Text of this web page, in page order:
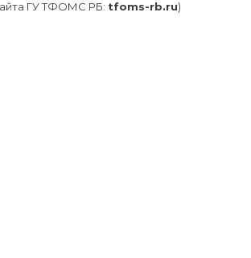
ГУ ТФОМС РБ: tfoms-rb.ru)